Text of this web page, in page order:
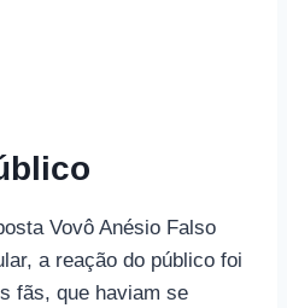
Vovô Anésio Falso
a reação do público foi
fãs, que haviam se